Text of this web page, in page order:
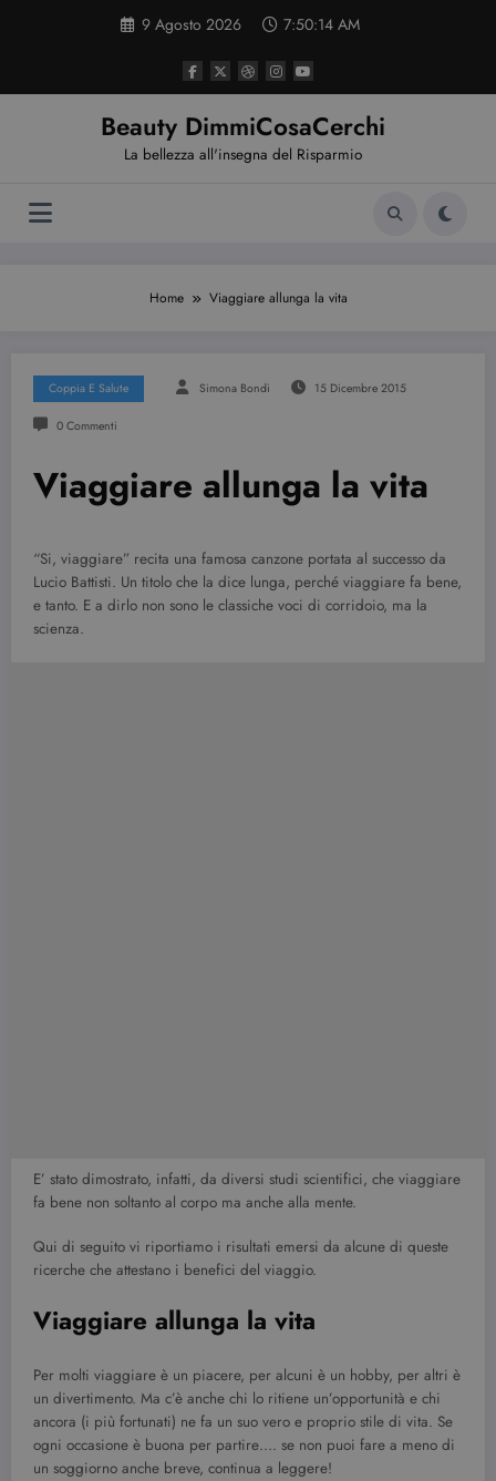
9 Agosto 2026 7:50:15 AM
Beauty DimmiCosaCerchi
La bellezza all'insegna del Risparmio
Home Viaggiare allunga la vita
Coppia E Salute Simona Bondi 15 Dicembre 2015
0 Commenti
Viaggiare allunga la vita
“Si, viaggiare” recita una famosa canzone portata al successo da
Lucio Battisti. Un titolo che la dice lunga, perché viaggiare fa bene,
e tanto. E a dirlo non sono le classiche voci di corridoio, ma la
scienza.
E’ stato dimostrato, infatti, da diversi studi scientifici, che viaggiare
fa bene non soltanto al corpo ma anche alla mente.
Qui di seguito vi riportiamo i risultati emersi da alcune di queste
ricerche che attestano i benefici del viaggio.
Viaggiare allunga la vita
Per molti viaggiare è un piacere, per alcuni è un hobby, per altri è
un divertimento. Ma c’è anche chi lo ritiene un’opportunità e chi
ancora (i più fortunati) ne fa un suo vero e proprio stile di vita. Se
ogni occasione è buona per partire…. se non puoi fare a meno di
un soggiorno anche breve, continua a leggere!